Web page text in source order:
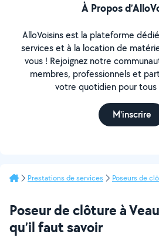
À Propos
AlloVoisins est la plateforme
services et à la location de
vous ! Rejoignez notre
membres, professionnels et
votre quotidien pour tous
M'inscrire
Prestations de services Poseurs de
Poseur de clôture à
qu’il faut savoir